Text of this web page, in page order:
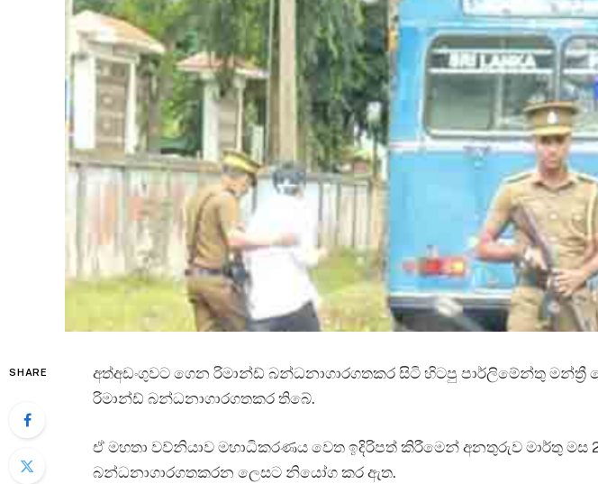
SHARE
අත්අඩංගුවට ගෙන රිමාන්ඩ් බන්ධනාගාරගතකර සිටි හිටපු පාර්ලිමේන්තු මන්ත්‍රී
රිමාන්ඩ් බන්ධනාගාරගතකර තිබේ.
ඒ මහතා වව්නියාව මහාධිකරණය වෙත ඉදිරිපත් කිරීමෙන් අනතුරුව මාර්තු මස
බන්ධනාගාරගතකරන ලෙසට නියෝග කර ඇත.